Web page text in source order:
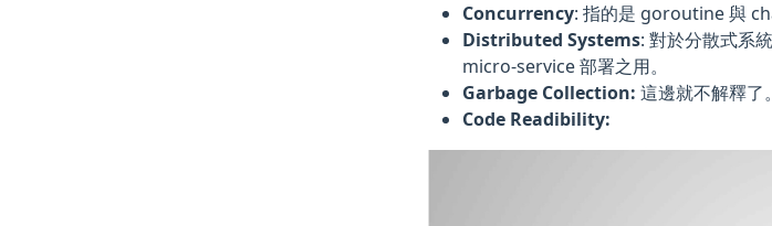
Concurrency: 指的是 goroutine 與
Distributed Systems: 對於分散式系
micro-service 部署之用。
Garbage Collection: 這邊就不解釋了。
Code Readibility: